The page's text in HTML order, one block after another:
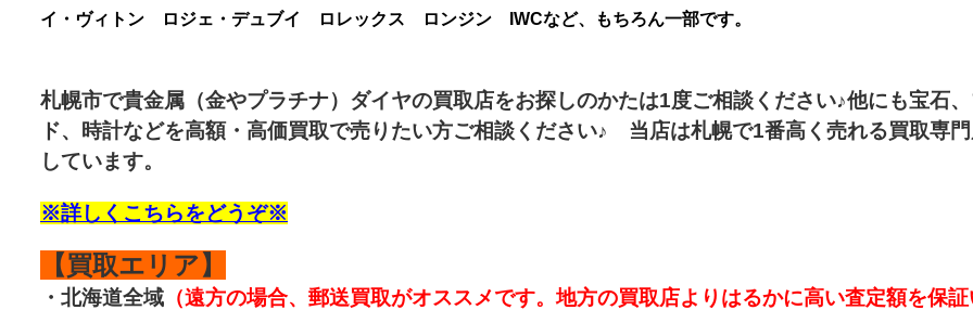
イ・ヴィトン ロジェ・デュブイ ロレックス ロンジン IWCなど、もちろん一部です。
札幌市で貴金属 （金やプラチナ）ダイヤの買取店をお探しのかたは1度ご相談ください♪他にも宝石
ド、時計などを高額・高価買取で売りたい方ご相談ください♪ 当店は札幌で1番高く売れる買取専
しています。
※詳しくこちらをどうぞ※
【買取エリア】
・北海道全域 （遠方の場合、郵送買取がオススメです。地方の買取店よりはるかに高い査定額を保証